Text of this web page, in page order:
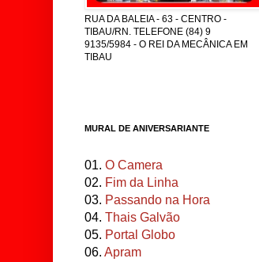
RUA DA BALEIA - 63 - CENTRO -
TIBAU/RN. TELEFONE (84) 9
9135/5984 - O REI DA MECÂNICA EM
TIBAU
MURAL DE ANIVERSARIANTE
01. O Camera
02. Fim da Linha
03. Passando na Hora
04. Thais Galvão
05. Portal Globo
06. Apram